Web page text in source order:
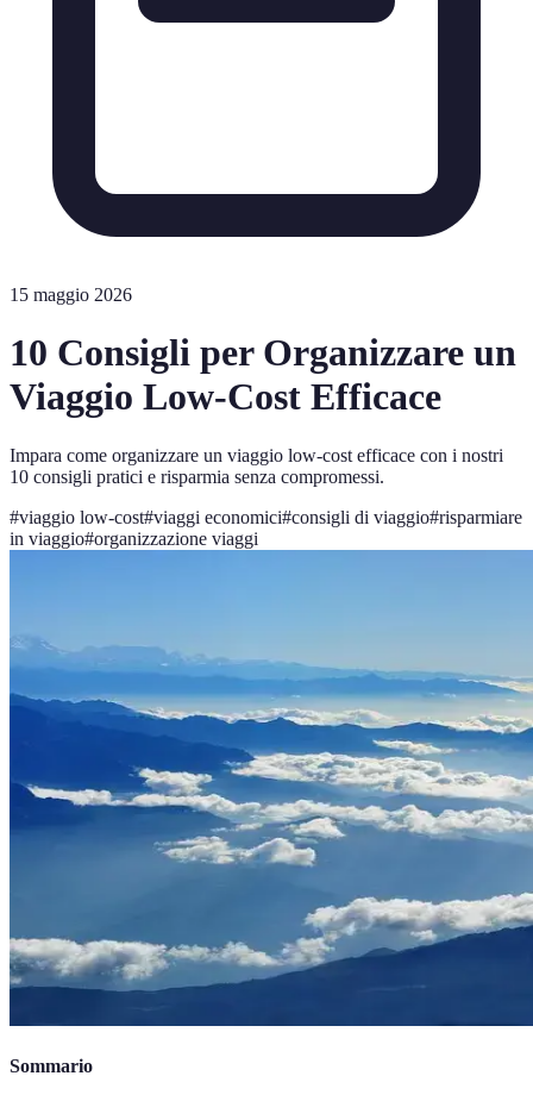
15 maggio 2026
10 Consigli per Organizzare un
Viaggio Low-Cost Efficace
Impara come organizzare un viaggio low-cost efficace con i nostri
10 consigli pratici e risparmia senza compromessi.
#viaggio low-cost#viaggi economici#consigli di viaggio#risparmiare
in viaggio#organizzazione viaggi
Sommario